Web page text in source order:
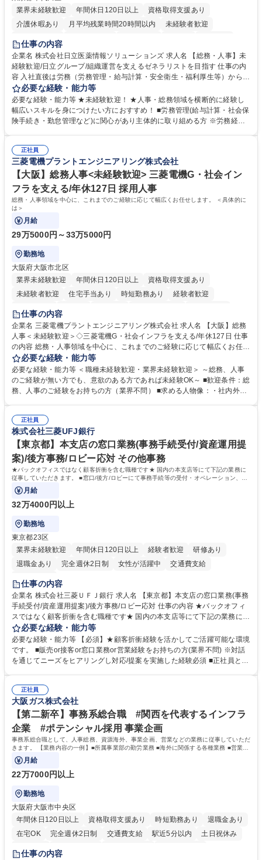
業界未経験歓迎
年間休日120日以上
資格取得支援あり
介護休暇あり
月平均残業時間20時間以内
未経験者歓迎
住宅手当あり
育休あり
完全週休2日制 交通費支給 土日祝休み 寮・社宅あり
仕事の内容
企業名 株式会社日立医薬情報ソリューションズ 求人名 【総務・人事】未
経験歓迎/日立グループ/組織運営を支えるゼネラリストを目指す 仕事の内
容 入社直後は労務（労務管理・給与計算・安全衛生・福利厚生等）からお
任せいたします。将来は総務・採用・教育業務へ守備範囲を広げ、組織運
営を支えるゼネラリストをめざせます。 ・初期業務：労働時間管理、給与
計算、社会保険対応、福利厚生管理、安全衛生、健康経営推進等をお任せ
します。ご経験に応じて、休職者管理など、幅広く経験を積んでいただき
幅広く経験を積みたい意欲がある方に最適な環境です。 募集職種 【総
務・人事】未経験歓迎/日立グループ/組織運営を支えるゼネラリストを目
指す
必要な経験・能力等
必要な経験・能力等 ★未経験歓迎！ ★人事・総務領域を横断的に経験し
幅広いスキルを身につけたい方におすすめ！ ■労務管理(給与計算・社会保
険手続き・勤怠管理など)に関心があり主体的に取り組める方 ※労務経験
のご経験 ■労務管理（給与計算・社会保険手続き・勤怠管理など）の経験
■衛生管理者の資格をお持ちの方 学歴・資格 学歴：大学院 大学 高専 短大
専修学校 高校 語学力： 資格：
正社員
三菱電機プラントエンジニアリング株式会社
【大阪】総務人事<未経験歓迎> 三菱電機G・社会イン
フラを支える/年休127日 採用人事
総務・人事領域を中心に、これまでのご経験に応じて幅広くお任せします。 ＜具体的に
は＞
月給
29万5000円～33万5000円
勤務地
大阪府大阪市北区
業界未経験歓迎
年間休日120日以上
資格取得支援あり
未経験者歓迎
住宅手当あり 時短勤務あり
経験者歓迎
退職金あり
駅近5分以内
土日祝休み 服装自由 寮・社宅あり 食事補助あり
仕事の内容
企業名 三菱電機プラントエンジニアリング株式会社 求人名 【大阪】総務
人事＜未経験歓迎＞◇三菱電機G・社会インフラを支える/年休127日 仕事
の内容 総務・人事領域を中心に、これまでのご経験に応じて幅広くお任せ
します。 ＜具体的には＞ ・総務/人事労務（給与・社保・勤怠管理など）
・採用・教育研修 ・福利厚生運用 など ※基本的には事務所勤務ですが、
採用や教育等の業務内容により、関西圏以外への日帰り・宿泊を伴う国内
出張もございます。 ※担当業務を持ちつつ、お互いに助け合いながら、総
必要な経験・能力等
必要な経験・能力等 ＜職種未経験歓迎・業界未経験歓迎＞ ～総務、人事
のご経験が無い方でも、意欲のある方であれば未経験OK～ ■歓迎条件：総
務、人事のご経験をお持ちの方（業界不問） ■求める人物像：・社内外の
正社員
株式会社三菱UFJ銀行
【東京都】本支店の窓口業務(事務手続受付/資産運用提
案)/後方事務/ロビー応対 その他事務
★バックオフィスではなく顧客折衝を含む職種です★ 国内の本支店等にて下記の業務に
従事していただきます。 ■窓口/後方/ロビーにて事務手続等の受付・オペレーション、お
客様対応
月給
32万4000円以上
勤務地
東京都23区
業界未経験歓迎
年間休日120日以上 経験者歓迎
研修あり
退職金あり
完全週休2日制 女性が活躍中
交通費支給
土日祝休み
仕事の内容
企業名 株式会社三菱ＵＦＪ銀行 求人名 【東京都】本支店の窓口業務(事務
手続受付/資産運用提案)/後方事務/ロビー応対 仕事の内容 ★バックオフィ
スではなく顧客折衝を含む職種です★ 国内の本支店等にて下記の業務に従
事していただきます。 ■窓口/後方/ロビーにて事務手続等の受付・オペレ
ーション、お客様対応 ■窓口にて、ご来店された個人のお客様に対して金
融商品のご提案 ■効率的な事務運用の検討・構築等 ≪業務紹介：ご応募前
に必ずご覧ください≫ ※記事 https://www.mysite.bk.mufg.jp/career/circle/
必要な経験・能力等
必要な経験・能力等 【必須】★顧客折衝経験を活かしてご活躍可能な環境
です。 ■販売or接客or窓口業務or営業経験をお持ちの方(業界不問) ※対話
を通じてニーズをヒアリングし対応/提案を実施した経験必須 ■正社員とし
るので安心して入行いただけます。 幅広いキャリアの選択肢があり、公募
や社内副業等を活用し、 一人ひとりが挑戦できるカルチャーが浸透してい
ます。 学歴・資格 学歴：大学院 大学 高専 短大 専修学校 高校 語学力：
資格：
正社員
大阪ガス株式会社
【第二新卒】事務系総合職 #関西を代表するインフラ
企業 #ポテンシャル採用 事業企画
事務系総合職として、人事総務、資源海外、事業企画、営業などの業務に従事していただ
きます。 【業務内容の一例】■所属事業部の勤労業務 ■海外に関係する各種業務 ■営業部
門の企画スタッフ、ルート営業
月給
22万7000円以上
勤務地
大阪府大阪市中央区
年間休日120日以上
資格取得支援あり 時短勤務あり
退職金あり
在宅OK
完全週休2日制 交通費支給 駅近5分以内
土日祝休み
服装自由
第二新卒歓迎
仕事の内容